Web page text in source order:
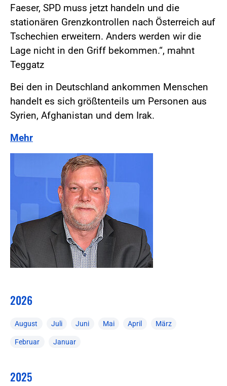
Faeser, SPD muss jetzt handeln und die
stationären Grenzkontrollen nach Österreich auf
Tschechien erweitern. Anders werden wir die
Lage nicht in den Griff bekommen.“, mahnt
Teggatz
Bei den in Deutschland ankommen Menschen
handelt es sich größtenteils um Personen aus
Syrien, Afghanistan und dem Irak.
Mehr
2026
August Juli Juni Mai April März
Februar Januar
2025